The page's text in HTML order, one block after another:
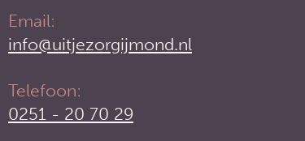
Email:
info@uitjezorgijmond.nl
Telefoon:
0251 - 20 70 29